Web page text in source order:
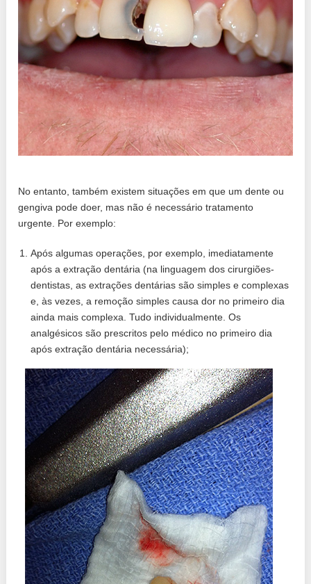
No entanto, também existem situações em que um dente ou
gengiva pode doer, mas não é necessário tratamento
urgente. Por exemplo:
Após algumas operações, por exemplo, imediatamente
após a extração dentária (na linguagem dos cirurgiões-
dentistas, as extrações dentárias são simples e complexas
e, às vezes, a remoção simples causa dor no primeiro dia
ainda mais complexa. Tudo individualmente. Os
analgésicos são prescritos pelo médico no primeiro dia
após extração dentária necessária);